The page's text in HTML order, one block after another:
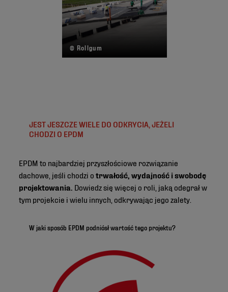
© Rollgum
JEST JESZCZE WIELE DO ODKRYCIA, JEŻELI
CHODZI O EPDM
EPDM to najbardziej przyszłościowe rozwiązanie
dachowe, jeśli chodzi otrwałość, wydajność i swobodę
projektowania. Dowiedz się więcej o roli, jaką odegrał w
tym projekcie i wielu innych, odkrywając jego zalety.
W jaki sposób EPDM podniósł wartość tego projektu?